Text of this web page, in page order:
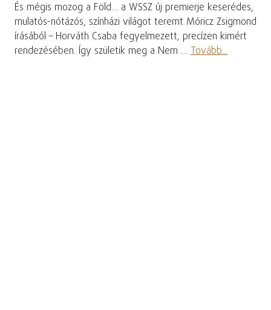
És mégis mozog a Föld… a WSSZ új premierje keserédes,
mulatós-nótázós, színházi világot teremt Móricz Zsigmond
írásából – Horváth Csaba fegyelmezett, precízen kimért
rendezésében. Így születik meg a Nem … Tovább...